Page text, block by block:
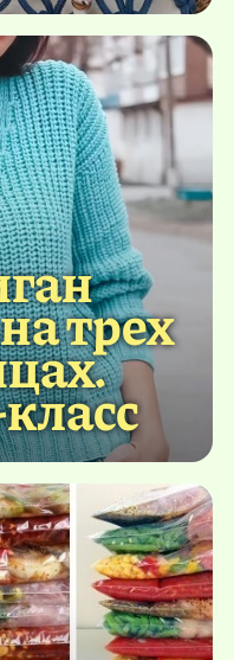
трех